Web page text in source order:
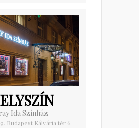
Ida Színház
Budapest Kálvária tér 6.